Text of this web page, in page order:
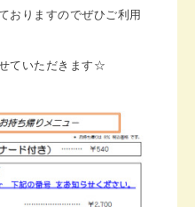
おりますのでぜひご利用
ていただきます☆